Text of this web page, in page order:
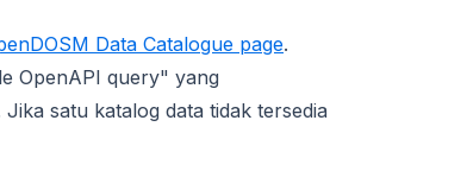
Data Catalogue page(opens in a new tab)
.
OpenAPI query" yang
satu katalog data tidak tersedia